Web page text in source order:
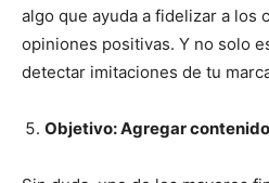
algo que ayuda a fidelizar a los
opiniones positivas. Y no solo
detectar imitaciones de tu
Objetivo: Agregar contenido